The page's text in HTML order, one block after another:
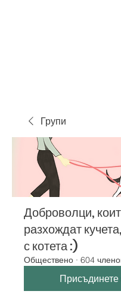
Групи
Доброволци,
разхождат
с котета :)
Обществено · 604
Присъдинете